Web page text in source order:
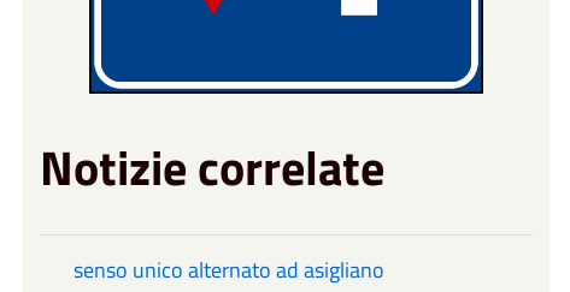
Notizie correlate
senso unico alternato ad asigliano